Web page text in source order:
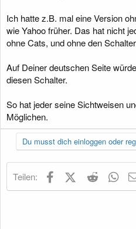
Ich hatte z.B. mal eine Version
wie Yahoo früher. Das hat nicht
ohne Cats, und ohne den
Auf Deiner deutschen Seite
diesen Schalter.
So hat jeder seine Sichtweisen
Möglichen.
Du musst dich einloggen oder
Teilen: FacebookX (Twitter)
Reddit